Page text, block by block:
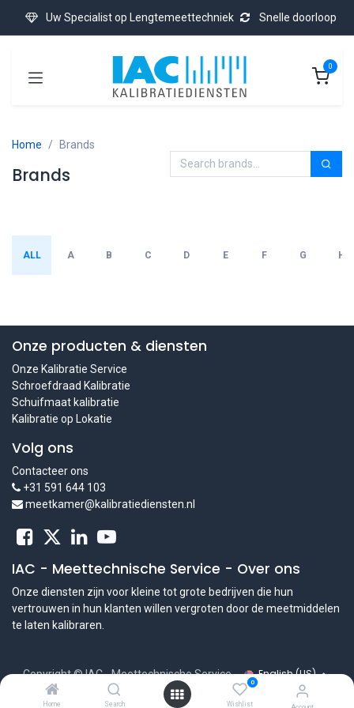
Home Search
0
Wishlist
Uw Specialist op Lengtemeettechniek Snelle doorloop
0
Home Brands
Brands
ALL A B C D E F G H
Onze producten & diensten
Onze Kalibratie Service
Schroefdraad Kalibratie
Schuifmaat kalibratie
Kalibratie op Lokatie
Volg ons
Contacteer ons
+31 591 644 103
meetkamer@kalibratiediensten.nl
IAC - Meettechnische Service - Over ons
Onze diensten zijn voor kleine tot grote bedrijven die hun
vertrouwen in hun klanten willen vergroten door de meetmiddelen
te laten kalibraren.
Copyright © IAC - Meettechnische Service English (US)
Powered by - The #1 Open Source eCommerce